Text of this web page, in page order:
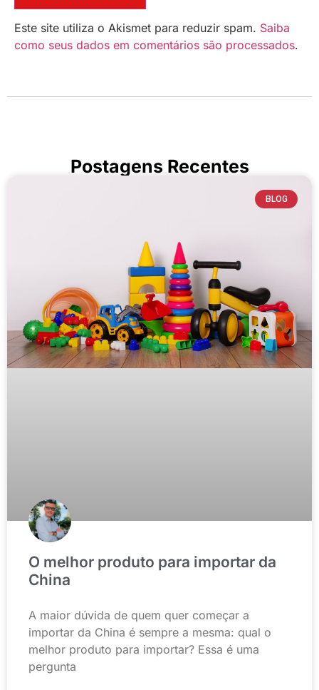
Este site utiliza o Akismet para reduzir spam. Saiba
como seus dados em comentários são processados.
Postagens Recentes
BLOG
O melhor produto para importar da
China
A maior dúvida de quem quer começar a
importar da China é sempre a mesma: qual o
melhor produto para importar? Essa é uma
pergunta